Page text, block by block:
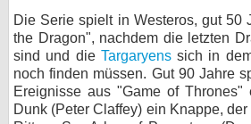
Die Serie spielt in Westeros, gut 50
the Dragon", nachdem die letzten
sind und die Targaryenssich in
noch finden müssen. Gut 90 Jahre
Ereignisse aus "Game of
Dunk (Peter Claffey) ein Knappe,